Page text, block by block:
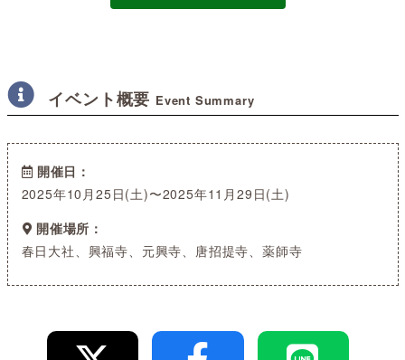
イベント概要 Event Summary
開催日
2025年10月25日(土)〜2025年11月29日(土)
開催場所
春日大社、興福寺、元興寺、唐招提寺、薬師寺